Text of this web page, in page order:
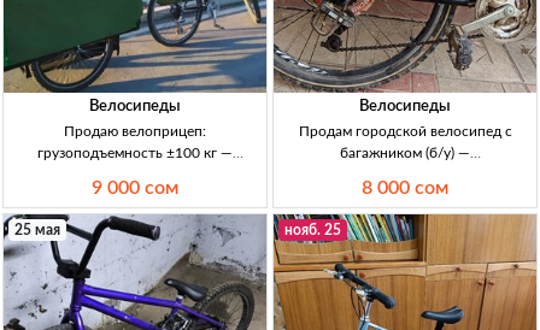
Велосипеды
Продаю велоприцеп:
грузоподъемность ±100 кг —
велосипеда. Гр/пд: ±100 кг.
Материал/констр: на каждый день.
Ценa 9000 KGS, торг.
9 000 сом
Велосипеды
Продам городской велосипед с
багажником (б/у) —
поездок по городу Велосипед
гoрoдcкoй б/у, многоскоростной, с
багажником. Для ежедневных
поездок по городу, быстрых пе
8 000 сом
25 мая нояб. 25